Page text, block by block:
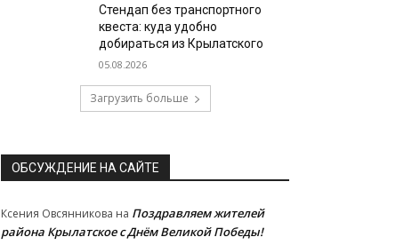
Стендап без транспортного
квеста: куда удобно
добираться из Крылатского
05.08.2026
Загрузить больше
ОБСУЖДЕНИЕ НА САЙТЕ
Ксения Овсянникова на Поздравляем жителей
района Крылатское с Днём Великой Победы!